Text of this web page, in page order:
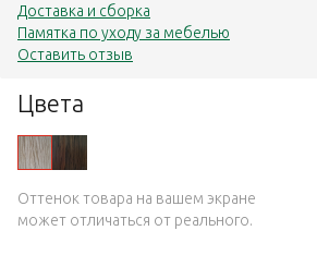
Цвета
Оттенок товара на вашем экране
может отличаться от реального.
Доставка и сборка
Памятка по уходу за мебелью
Оставить отзыв